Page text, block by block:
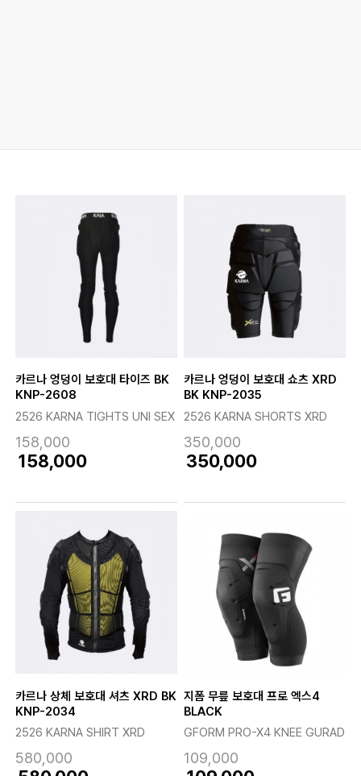
카르나 엉덩이 보호대 타이즈 BK
KNP-2608
2526 KARNA TIGHTS UNI SEX
158,000
158,000
카르나 엉덩이 보호대 쇼츠 XRD
BK KNP-2035
2526 KARNA SHORTS XRD
350,000
350,000
카르나 상체 보호대 셔츠 XRD BK
KNP-2034
2526 KARNA SHIRT XRD
580,000
지폼 무릎 보호대 프로 엑스4
BLACK
GFORM PRO-X4 KNEE GURAD
109,000